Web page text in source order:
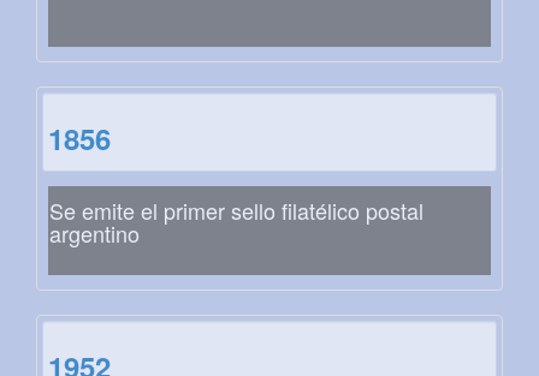
1856
Se emite el primer sello filatélico postal
argentino
1952